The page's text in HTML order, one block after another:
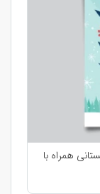
همراه با